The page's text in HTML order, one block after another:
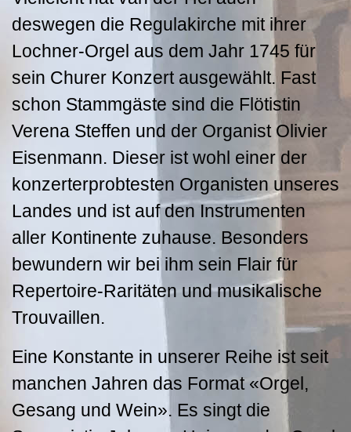
deswegen die Regulakirche mit ihrer
Lochner-Orgel aus dem Jahr 1745 für
sein Churer Konzert ausgewählt. Fast
schon Stammgäste sind die Flötistin
Verena Steffen und der Organist Olivier
Eisenmann. Dieser ist wohl einer der
konzerterprobtesten Organisten unseres
Landes und ist auf den Instrumenten
aller Kontinente zuhause. Besonders
bewundern wir bei ihm sein Flair für
Repertoire-Raritäten und musikalische
Trouvaillen.
Eine Konstante in unserer Reihe ist seit
manchen Jahren das Format «Orgel,
Gesang und Wein». Es singt die